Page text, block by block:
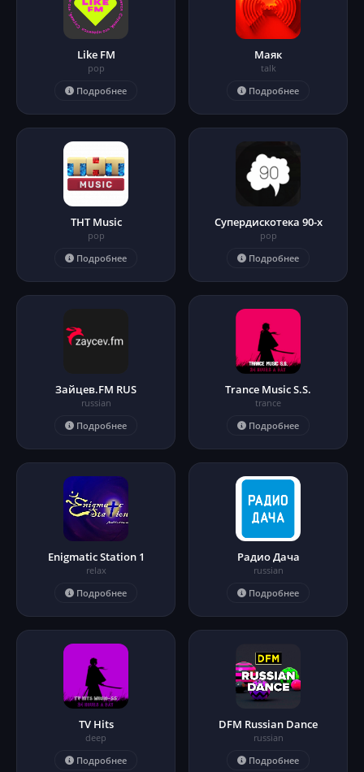
Like FM
pop
Подробнее
Маяк
talk
Подробнее
ТНТ Music
pop
Подробнее
Супердискотека 90-х
pop
Подробнее
Зайцев.FM RUS
russian
Подробнее
Trance Music S.S.
trance
Подробнее
Enigmatic Station 1
relax
Подробнее
Радио Дача
russian
Подробнее
TV Hits
deep
Подробнее
DFM Russian Dance
russian
Подробнее